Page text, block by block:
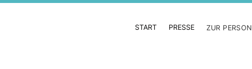
START PRESSE ZUR PERSON